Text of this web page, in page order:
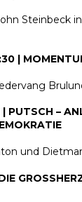
Steinbeck
|
PUTSCH –
und